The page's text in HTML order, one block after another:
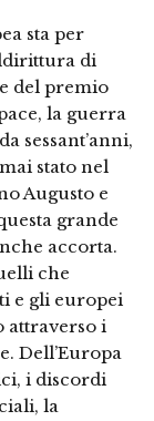
sta per
di
del premio
la guerra
sessant’anni,
stato nel
Augusto e
grande
accorta.
che
e gli europei
attraverso i
Dell’Europa
i discordi
la